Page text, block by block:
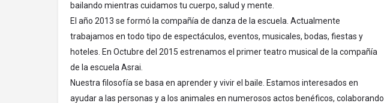
bailando mientras cuidamos tu cuerpo, salud y mente.
El año 2013 se formó la compañía de danza de la escuela. Actualmente
trabajamos en todo tipo de espectáculos, eventos, musicales, bodas, fiestas y
hoteles. En Octubre del 2015 estrenamos el primer teatro musical de la compañía
de la escuela Asrai.
Nuestra filosofía se basa en aprender y vivir el baile. Estamos interesados en
ayudar a las personas y a los animales en numerosos actos benéficos, colaborando